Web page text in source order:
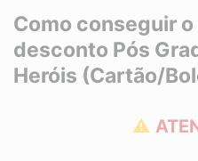
Como conseguir
desconto Pós
Heróis (Cartão/
⚠